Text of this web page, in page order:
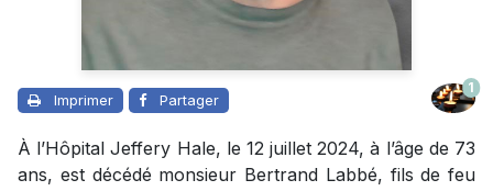
Imprimer Partager
1
À l’Hôpital Jeffery Hale, le 12 juillet 2024, à l’âge de 73
ans, est décédé monsieur Bertrand Labbé, fils de feu